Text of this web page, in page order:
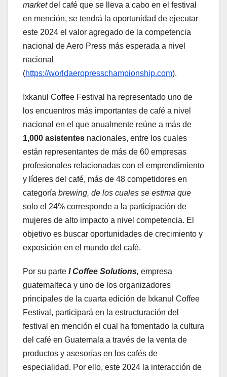
marketdel café que se lleva a cabo en el festival
en mención, se tendrá la oportunidad de ejecutar
este 2024 el valor agregado de la competencia
nacional de Aero Press más esperada a nivel
nacional
(https://worldaeropresschampionship.com).
Ixkanul Coffee Festival ha representado uno de
los encuentros más importantes de café a nivel
nacional en el que anualmente reúne a más de
1,000 asistentes nacionales, entre los cuales
están representantes de más de 60 empresas
profesionales relacionadas con el emprendimiento
y líderes del café, más de 48 competidores en
categoría brewing, de los cuales se estima que
solo el 24% corresponde a la participación de
mujeres de alto impacto a nivel competencia. El
objetivo es buscar oportunidades de crecimiento y
exposición en el mundo del café.
Por su parte I Coffee Solutions, empresa
guatemalteca y uno de los organizadores
principales de la cuarta edición de Ixkanul Coffee
Festival, participará en la estructuración del
festival en mención el cual ha fomentado la cultura
del café en Guatemala a través de la venta de
productos y asesorías en los cafés de
especialidad. Por ello, este 2024 la interacción de